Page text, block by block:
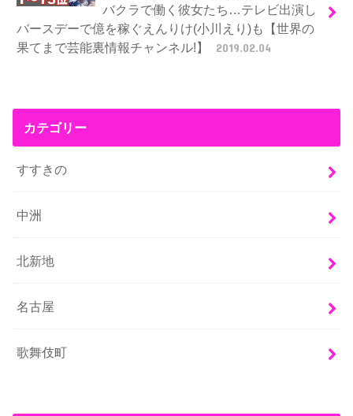
バクラで働く彼女たち…テレビ出演し
バースデーで億を稼ぐえんりけ(小川えり)も【世界の
果てまで芸能裏情報チャンネル!】
2019.02.04
カテゴリー
すすきの
中洲
北新地
名古屋
歌舞伎町